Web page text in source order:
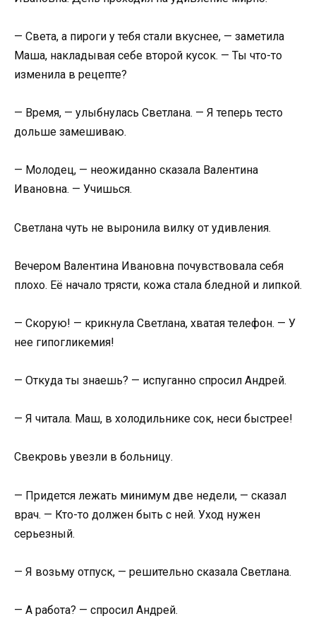
— Света, а пироги у тебя стали вкуснее, — заметила
Маша, накладывая себе второй кусок. — Ты что-то
изменила в рецепте?
— Время, — улыбнулась Светлана. — Я теперь тесто
дольше замешиваю.
— Молодец, — неожиданно сказала Валентина
Ивановна. — Учишься.
Светлана чуть не выронила вилку от удивления.
Вечером Валентина Ивановна почувствовала себя
плохо. Её начало трясти, кожа стала бледной и липкой.
— Скорую! — крикнула Светлана, хватая телефон. — У
нее гипогликемия!
— Откуда ты знаешь? — испуганно спросил Андрей.
— Я читала. Маш, в холодильнике сок, неси быстрее!
Свекровь увезли в больницу.
— Придется лежать минимум две недели, — сказал
врач. — Кто-то должен быть с ней. Уход нужен
серьезный.
— Я возьму отпуск, — решительно сказала Светлана.
— А работа? — спросил Андрей.